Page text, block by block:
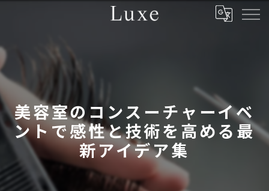
美容室のコンスーチャーイベ
ントで感性と技術を高める最
新アイデア集